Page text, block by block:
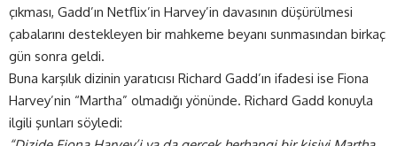
çıkması, Gadd’ın Netflix’in Harvey’in davasının düşürülmesi
çabalarını destekleyen bir mahkeme beyanı sunmasından birkaç
gün sonra geldi.
Buna karşılık dizinin yaratıcısı Richard Gadd’ın ifadesi ise Fiona
Harvey’nin “Martha” olmadığı yönünde. Richard Gadd konuyla
ilgili şunları söyledi: